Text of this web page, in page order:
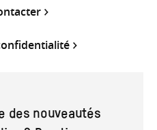
des nouveautés